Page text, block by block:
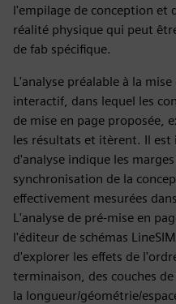
l'empilage de conception et
réalité physique qui peut
de fab spécifique.
L'analyse préalable à la
interactif, dans lequel les
de mise en page proposée,
les résultats et itèrent. Il
d'analyse indique les
synchronisation de la
effectivement mesurées
L'analyse de pré-mise en
l'éditeur de schémas
d'explorer les effets de
terminaison, des couches
la longueur/géométrie/